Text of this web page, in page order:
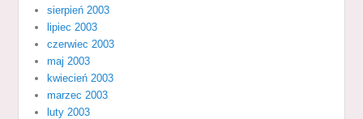
sierpień 2003
lipiec 2003
czerwiec 2003
maj 2003
kwiecień 2003
marzec 2003
luty 2003